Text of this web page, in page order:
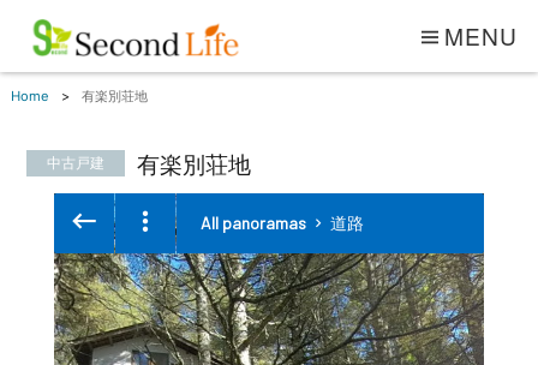
MENU
Home 有楽別荘地
中古戸建 有楽別荘地